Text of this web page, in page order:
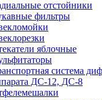
отстойники
фильтры
яблочные
система
ДС-12, ДС-8